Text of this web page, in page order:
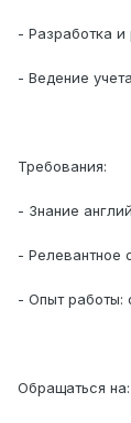
- Разработка и
- Ведение
Требования:
- Знание
- Релевантное
- Опыт работы:
Обращаться